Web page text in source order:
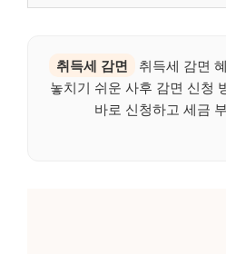
취득세 감면
취득세 감면
놓치기 쉬운 사후 감면 신청
바로 신청하고 세금